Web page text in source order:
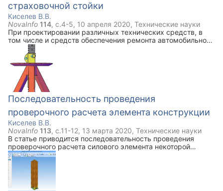
страховочной стойки
Киселев В.В.
NovaInfo 114, с.4-5, 10 апреля 2020, Технические науки
При проектировании различных технических средств, в
том числе и средств обеспечения ремонта автомобильной
техники, становится необходимым проводить прочностные
расчеты. Одним из видом ремонтного вспомогательного
оборудования является страховочная стойка. В данной
статье приведены результаты прочностного расчета
силового элемента страховочной стойки и ее трехмерная
модель.
Последовательность проведения
проверочного расчета элемента конструкции
Киселев В.В.
NovaInfo 113, с.11-12, 13 марта 2020, Технические науки
В статье приводится последовательность проведения
проверочного расчета силового элемента некоторой
конструкции. Данная конструкция предварительно была
рассчитана с применением систем автоматизированного
проектирования Компас. В качестве проверочного расчета
были использованы проверка по напряжениям сжатия и
проверка на устойчивость.